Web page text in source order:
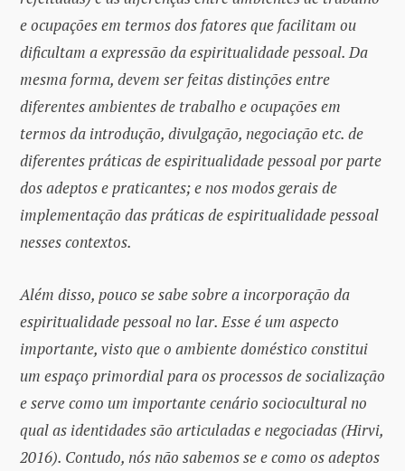
e ocupações em termos dos fatores que facilitam ou
dificultam a expressão da espiritualidade pessoal. Da
mesma forma, devem ser feitas distinções entre
diferentes ambientes de trabalho e ocupações em
termos da introdução, divulgação, negociação etc. de
diferentes práticas de espiritualidade pessoal por parte
dos adeptos e praticantes; e nos modos gerais de
implementação das práticas de espiritualidade pessoal
nesses contextos.
Além disso, pouco se sabe sobre a incorporação da
espiritualidade pessoal no lar. Esse é um aspecto
importante, visto que o ambiente doméstico constitui
um espaço primordial para os processos de socialização
e serve como um importante cenário sociocultural no
qual as identidades são articuladas e negociadas (Hirvi,
2016). Contudo, nós não sabemos se e como os adeptos